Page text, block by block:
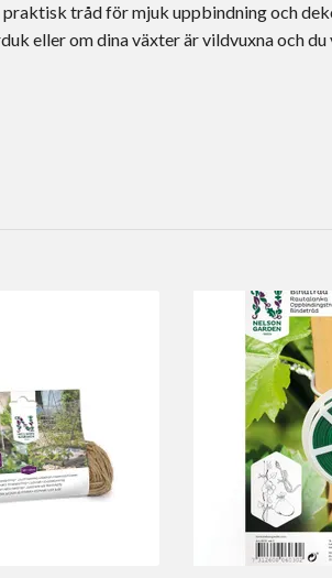
praktisk tråd för mjuk uppbindning och
eller om dina växter är vildvuxna och